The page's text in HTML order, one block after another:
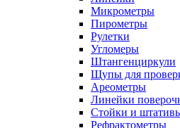
Микрометры
Пирометры
Рулетки
Угломеры
Штангенциркули
Щупы для
Ареометры
Линейки
Стойки и
Рефрактометры